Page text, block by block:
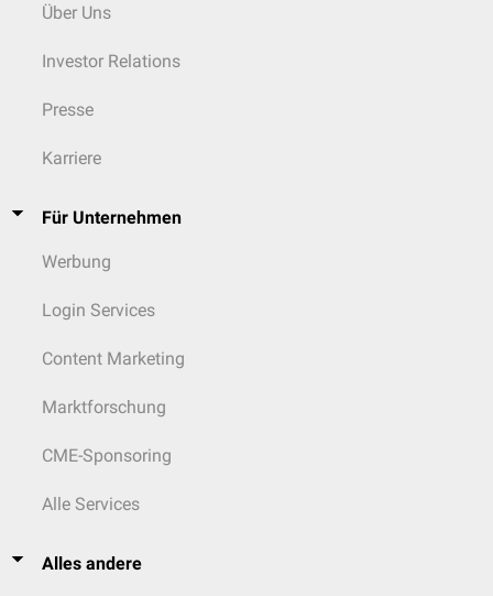
Über Uns
Investor Relations
Presse
Karriere
Für Unternehmen
Werbung
Login Services
Content Marketing
Marktforschung
CME-Sponsoring
Alle Services
Alles andere